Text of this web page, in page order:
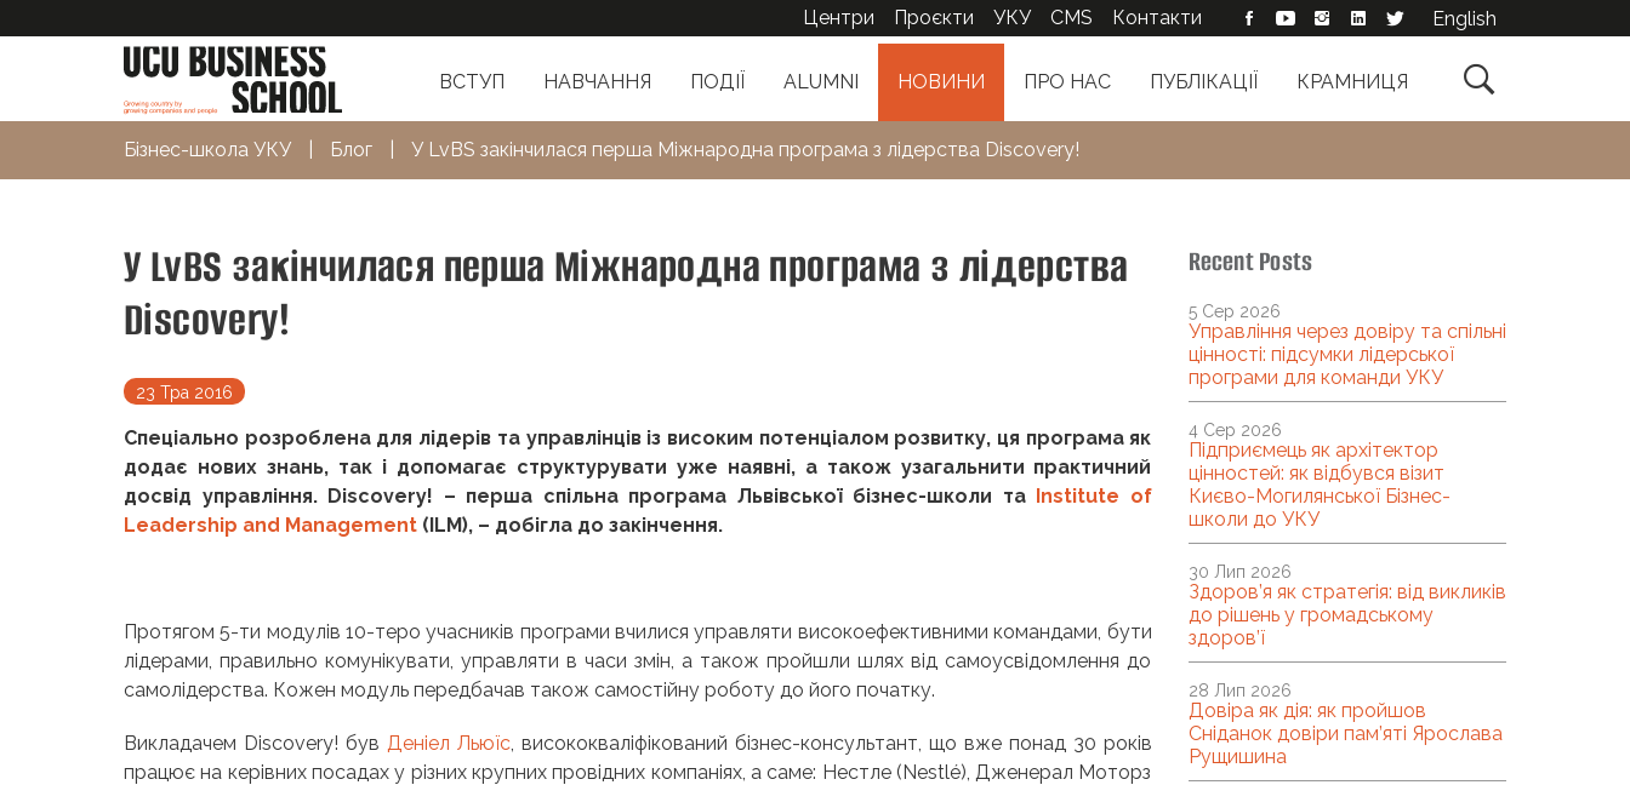

ВСТУП НАВЧАННЯ ПОДІЇ ALUMNI НОВИНИ ПРО НАС ПУБЛІКАЦІЇ КРАМНИЦЯ
Центри Проєкти УКУ CMS Контакти English
Бізнес-школа УКУ Блог У LvBS закінчилася перша Міжнародна програма з лідерства Discovery!
У LvBS закінчилася перша Міжнародна програма з лідерства
Discovery!
23 Тра 2016
Спеціально розроблена для лідерів та управлінців із високим потенціалом розвитку, ця програма як
додає нових знань, так і допомагає структурувати уже наявні, а також узагальнити практичний
досвід управління. Discovery! – перша спільна програма Львівської бізнес-школи та Institute of
Leadership and Management (ILM), – добігла до закінчення.
Протягом 5-ти модулів 10-теро учасників програми вчилися управляти високоефективними командами, бути
лідерами, правильно комунікувати, управляти в часи змін, а також пройшли шлях від самоусвідомлення до
самолідерства. Кожен модуль передбачав також самостійну роботу до його початку.
Викладачем Discovery! був Деніел Льюїс, висококваліфікований бізнес-консультант, що вже понад 30 років
працює на керівних посадах у різних крупних провідних компаніях, а саме: Нестле (Nestlé), Дженерал Моторз
Recent Posts
Управління через довіру та спільні
цінності: підсумки лідерської
програми для команди УКУ
5 Сер 2026
Підприємець як архітектор
цінностей: як відбувся візит
Києво-Могилянської Бізнес-
школи до УКУ
4 Сер 2026
Здоров’я як стратегія: від викликів
до рішень у громадському
здоров’ї
30 Лип 2026
Довіра як дія: як пройшов
Сніданок довіри пам’яті Ярослава
Рущишина
28 Лип 2026